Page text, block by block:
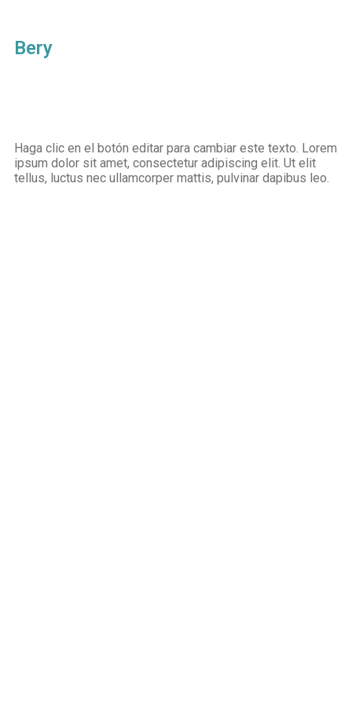
Bery
Haga clic en el botón editar para cambiar este texto. Lorem
ipsum dolor sit amet, consectetur adipiscing elit. Ut elit
tellus, luctus nec ullamcorper mattis, pulvinar dapibus leo.